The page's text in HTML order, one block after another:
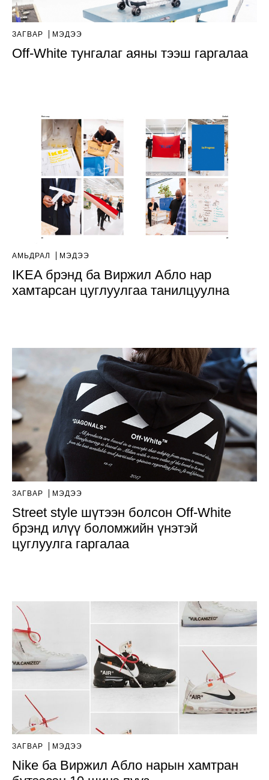
ЗАГВАР МЭДЭЭ
Off-White тунгалаг аяны тээш гаргалаа
АМЬДРАЛ МЭДЭЭ
IKEA брэнд ба Виржил Абло нар
хамтарсан цуглуулгаа танилцуулна
ЗАГВАР МЭДЭЭ
Street style шүтээн болсон Off-White
брэнд илүү боломжийн үнэтэй
цуглуулга гаргалаа
ЗАГВАР МЭДЭЭ
Nike ба Виржил Абло нарын хамтран